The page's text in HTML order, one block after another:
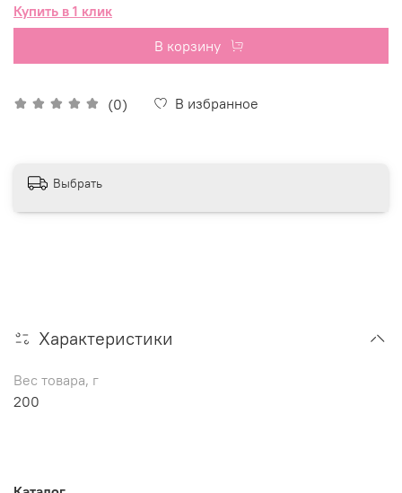
(0) В избранное
Купить в 1 клик
В корзину
Выбрать
Характеристики
Вес товара, г
200